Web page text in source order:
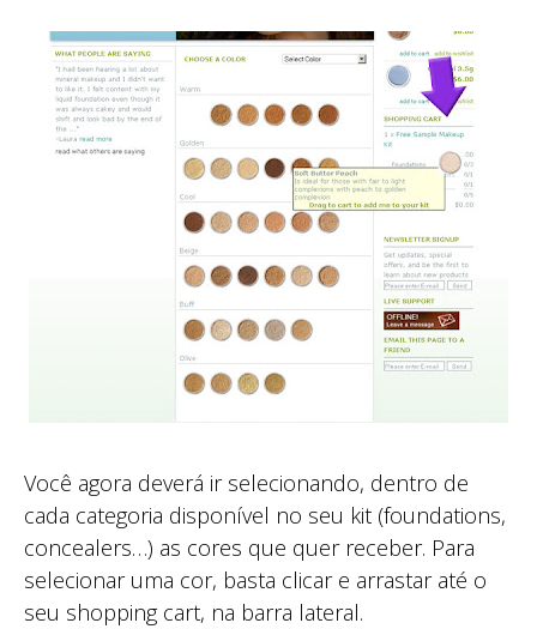
Você agora deverá ir selecionando, dentro de
cada categoria disponível no seu kit (foundations,
concealers…) as cores que quer receber. Para
selecionar uma cor, basta clicar e arrastar até o
seu shopping cart, na barra lateral.